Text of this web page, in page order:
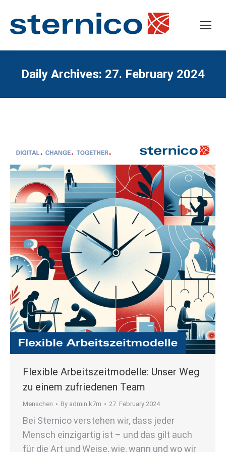
Daily Archives: 27. February 2024
Flexible Arbeitszeitmodelle: Unser Weg
zu einem zufriedenen Team
Menschen By admin.k7m 27. February 2024
Bei Sternico verstehen wir, dass jeder
Mensch einzigartig ist – und das gilt auch
für die Art und Weise, wie, wann und wo wir